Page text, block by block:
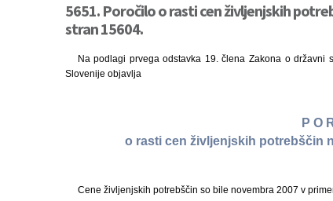
5651. Poročilo o rasti cen življenjskih
stran 15604.
Na podlagi prvega odstavka 19. člena Zakona o državni
Slovenije objavlja
P O
o rasti cen življenjskih potrebščin
Cene življenjskih potrebščin so bile novembra 2007 v